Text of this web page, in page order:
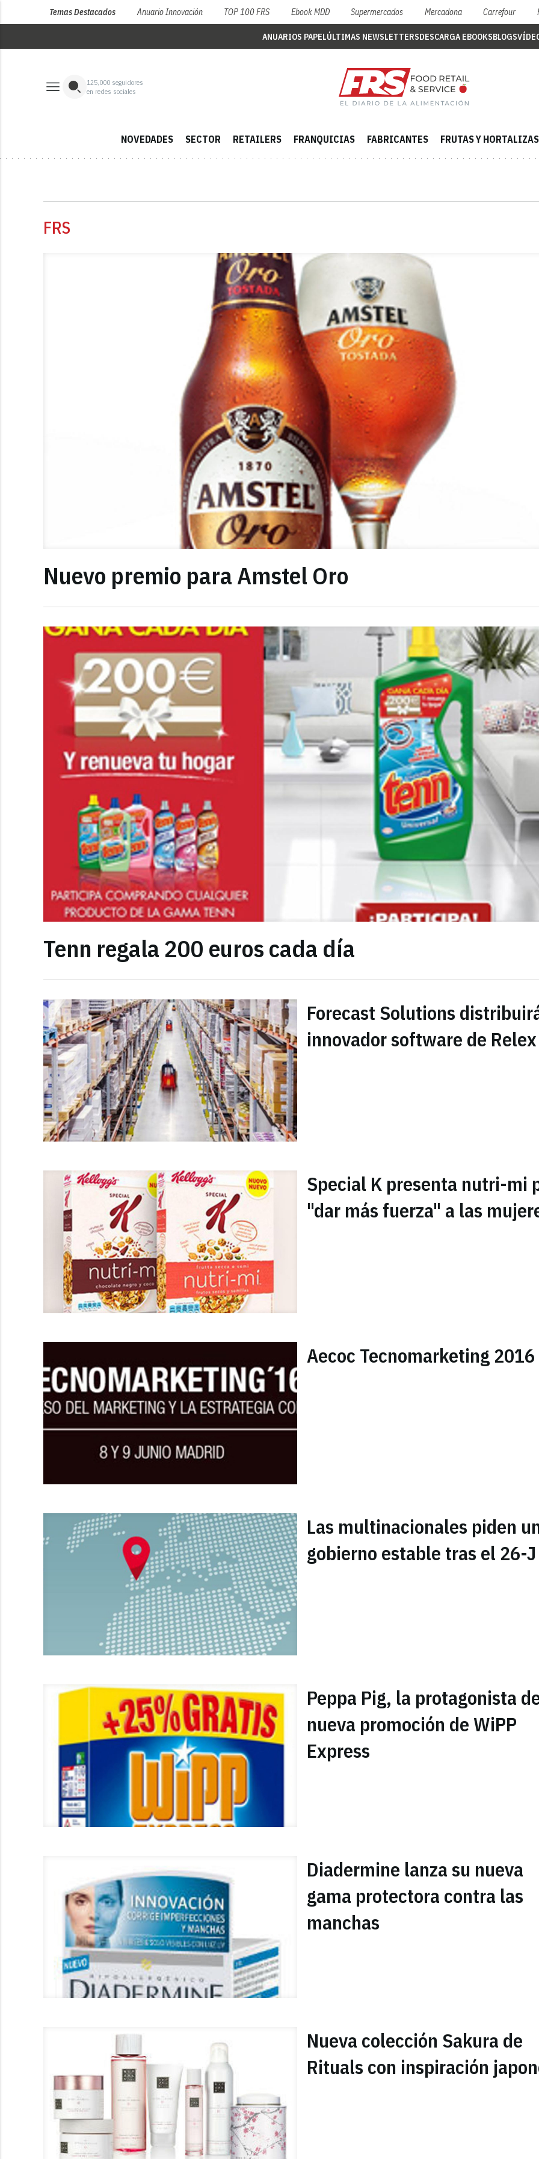
Temas Destacados Anuario Innovación TOP 100 FRS Ebook MDD Supermercados Mercadona Carrefour
ANUARIOS PAPELÚLTIMAS NEWSLETTERSDESCARGA EBOOKSBLOGS
125,000 seguidores
en redes sociales
NOVEDADES SECTOR RETAILERS FRANQUICIAS FABRICANTES FRUTAS Y HORTALIZAS
FRS
Nuevo premio para Amstel Oro
Tenn regala 200 euros cada día
Forecast Solutions
innovador software de Relex
Special K presenta nutri-mi
"dar más fuerza" a las
Aecoc Tecnomarketing 2016
Las multinacionales piden
gobierno estable tras el 26-J
Peppa Pig, la protagonista
nueva promoción de WiPP
Express
Diadermine lanza su nueva
gama protectora contra las
manchas
Nueva colección Sakura de
Rituals con inspiración